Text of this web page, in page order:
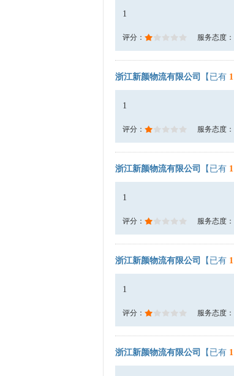
1
评分： 服务态度：
浙江新颜物流有限公司 【已有 1
1
评分： 服务态度：
浙江新颜物流有限公司 【已有 1
1
评分： 服务态度：
浙江新颜物流有限公司 【已有 1
1
评分： 服务态度：
浙江新颜物流有限公司 【已有 1